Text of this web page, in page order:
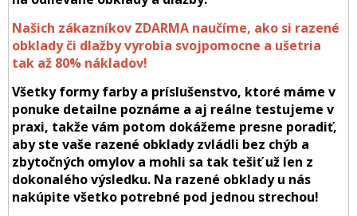
Našich zákazníkov ZDARMA naučíme, ako si razené
obklady či dlažby vyrobia svojpomocne a ušetria
tak až 80% nákladov!
Všetky formy farby a príslušenstvo, ktoré máme v
ponuke detailne poznáme a aj reálne testujeme v
praxi, takže vám potom dokážeme presne poradiť,
aby ste vaše razené obklady zvládli bez chýb a
zbytočných omylov a mohli sa tak tešiť už len z
dokonalého výsledku. Na razené obklady u nás
nakúpite všetko potrebné pod jednou strechou!